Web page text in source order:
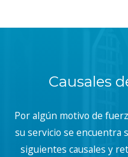
Causales
Por algún motivo de
su servicio se encuentra
siguientes causales y